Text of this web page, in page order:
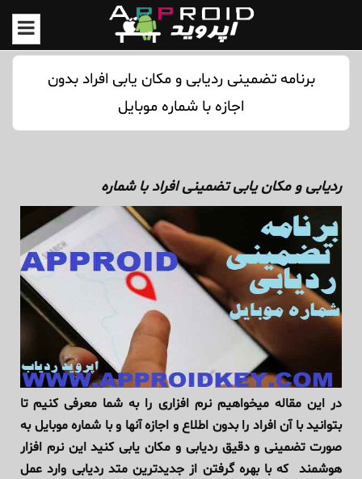
برنامه تضمینی ردیابی و مکان یابی افراد بدون
اجازه با شماره موبایل
ردیابی و مکان یابی تضمینی افراد با شماره
در این مقاله میخواهیم نرم افزاری را به شما معرفی کنیم تا
بتوانید با آن افراد را بدون اطلاع و اجازه آنها و با شماره موبایل به
صورت تضمینی و دقیق ردیابی و مکان یابی کنید این نرم افزار
هوشمند که با بهره گرفتن از جدیدترین متد ردیابی وارد عمل